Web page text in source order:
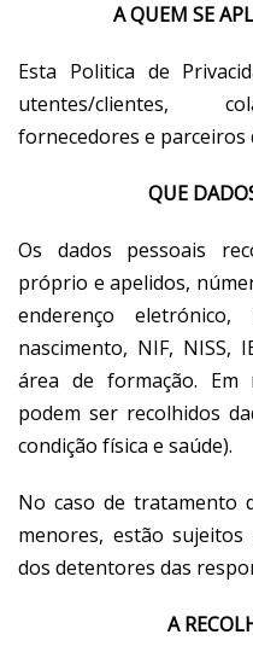
A QUEM SE
Esta Politica de
utentes/clientes,
fornecedores e parceiros
QUE
Os dados pessoais
próprio e apelidos,
enderenço
nascimento, NIF, NISS,
área de formação. Em
podem ser recolhidos
condição física e saúde).
No caso de tratamento
menores, estão
dos detentores das
A